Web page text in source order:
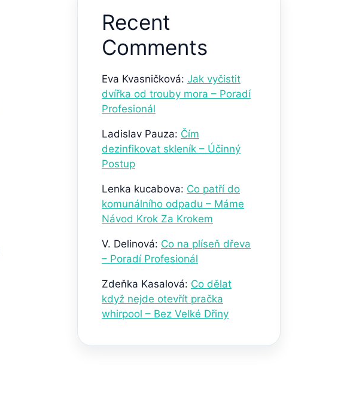
Recent
Comments
Eva Kvasničková: Jak vyčistit
dvířka od trouby mora – Poradí
Profesionál
Ladislav Pauza: Čím
dezinfikovat skleník – Účinný
Postup
Lenka kucabova: Co patří do
komunálního odpadu – Máme
Návod Krok Za Krokem
V. Delinová: Co na plíseň dřeva
– Poradí Profesionál
Zdeňka Kasalová: Co dělat
když nejde otevřít pračka
whirpool – Bez Velké Dřiny